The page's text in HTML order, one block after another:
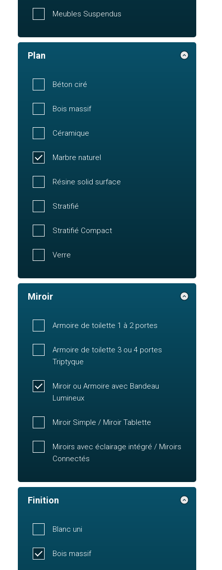
Meubles Suspendus
Plan
Béton ciré
Bois massif
Céramique
Marbre naturel
Résine solid surface
Stratifié
Stratifié Compact
Verre
Miroir
Armoire de toilette 1 à 2 portes
Armoire de toilette 3 ou 4 portes
Triptyque
Miroir ou Armoire avec Bandeau
Lumineux
Miroir Simple / Miroir Tablette
Miroirs avec éclairage intégré / Miroirs
Connectés
Finition
Blanc uni
Bois massif